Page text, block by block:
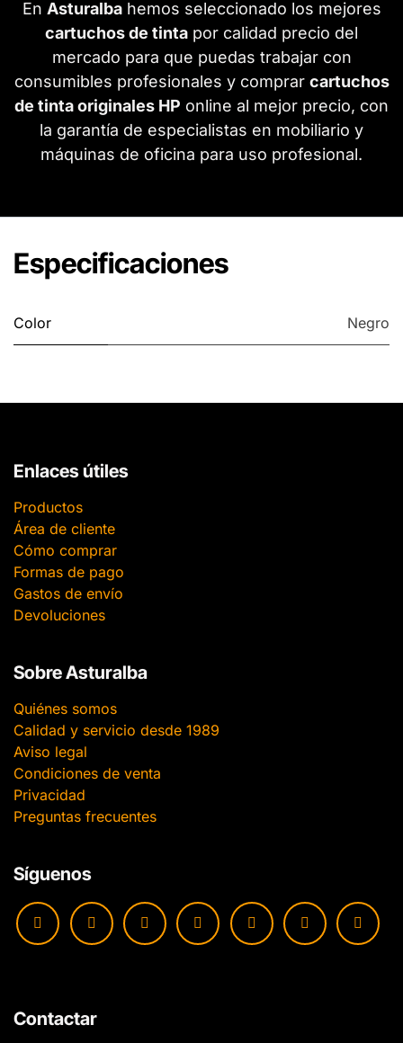
En Asturalbahemos seleccionado los mejores
cartuchos de tinta por calidad precio del
mercado para que puedas trabajar con
consumibles profesionales y comprar cartuchos
de tinta originales HP online al mejor precio, con
la garantía de especialistas en mobiliario y
máquinas de oficina para uso profesional.
Especificaciones
Color Negro
Enlaces útiles
Productos
Área de cliente
Cómo comprar
Formas de pago
Gastos de envío
Devoluciones
Sobre Asturalba
Quiénes somos
Calidad y servicio desde 1989
Aviso legal
Condiciones de venta
Privacidad
Preguntas frecuentes
Síguenos
Contactar